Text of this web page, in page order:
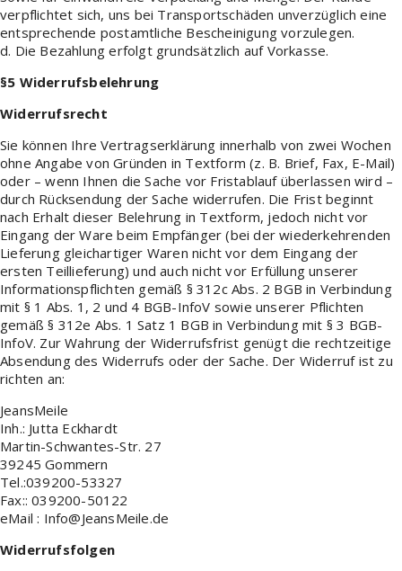
verpflichtet sich, uns bei Transportschäden unverzüglich eine
entsprechende postamtliche Bescheinigung vorzulegen.
d. Die Bezahlung erfolgt grundsätzlich auf Vorkasse.
§5 Widerrufsbelehrung
Widerrufsrecht
Sie können Ihre Vertragserklärung innerhalb von zwei Wochen
ohne Angabe von Gründen in Textform (z. B. Brief, Fax, E-Mail)
oder – wenn Ihnen die Sache vor Fristablauf überlassen wird –
durch Rücksendung der Sache widerrufen. Die Frist beginnt
nach Erhalt dieser Belehrung in Textform, jedoch nicht vor
Eingang der Ware beim Empfänger (bei der wiederkehrenden
Lieferung gleichartiger Waren nicht vor dem Eingang der
ersten Teillieferung) und auch nicht vor Erfüllung unserer
Informationspflichten gemäß § 312c Abs. 2 BGB in Verbindung
mit § 1 Abs. 1, 2 und 4 BGB-InfoV sowie unserer Pflichten
gemäß § 312e Abs. 1 Satz 1 BGB in Verbindung mit § 3 BGB-
InfoV. Zur Wahrung der Widerrufsfrist genügt die rechtzeitige
Absendung des Widerrufs oder der Sache. Der Widerruf ist zu
richten an:
JeansMeile
Inh.: Jutta Eckhardt
Martin-Schwantes-Str. 27
39245 Gommern
Tel.:039200-53327
Fax:: 039200-50122
eMail : Info@JeansMeile.de
Widerrufsfolgen